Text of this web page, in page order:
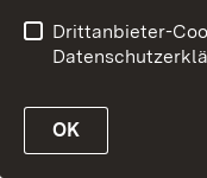
Drittanbieter-
OK